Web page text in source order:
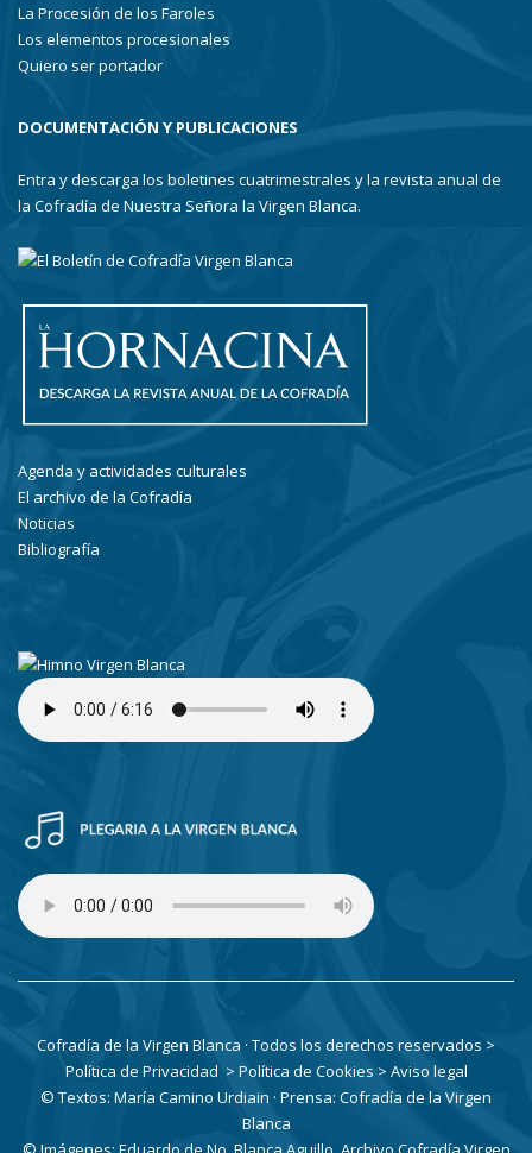
La Procesión de los Faroles
Los elementos procesionales
Quiero ser portador
DOCUMENTACIÓN Y PUBLICACIONES
Entra y descarga los boletines cuatrimestrales y la revista anual de
la Cofradía de Nuestra Señora la Virgen Blanca.
Agenda y actividades culturales
El archivo de la Cofradía
Noticias
Bibliografía
Cofradía de la Virgen Blanca · Todos los derechos reservados >
Política de Privacidad > Política de Cookies > Aviso legal
© Textos: María Camino Urdiain · Prensa: Cofradía de la Virgen
Blanca